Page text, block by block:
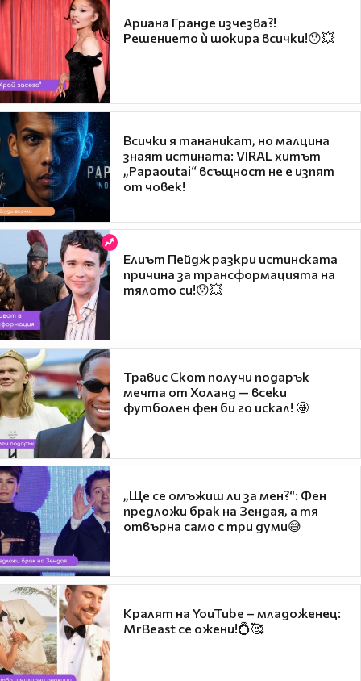
Ариана Гранде изчезва?!
Решението ѝ шокира всички!😯💥
Всички я тананикат, но малцина
знаят истината: VIRAL хитът
„Papaoutai“ всъщност не е изпят
от човек!
Елиът Пейдж разкри истинската
причина за трансформацията на
тялото си!😯💥
Травис Скот получи подарък
мечта от Холанд — всеки
футболен фен би го искал! 🤩
„Ще се омъжиш ли за мен?“: Фен
предложи брак на Зендая, а тя
отвърна само с три думи😅
Кралят на YouTube – младоженец:
MrBeast се ожени!💍🥰